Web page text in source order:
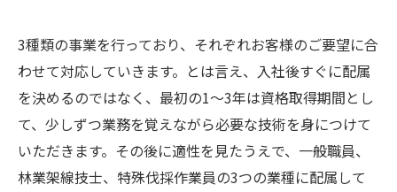
3種類の事業を行っており、それぞれお客様のご要望に合
わせて対応していきます。とは言え、入社後すぐに配属
を決めるのではなく、最初の1～3年は資格取得期間とし
て、少しずつ業務を覚えながら必要な技術を身につけて
いただきます。その後に適性を見たうえで、一般職員、
林業架線技士、特殊伐採作業員の3つの業種に配属して